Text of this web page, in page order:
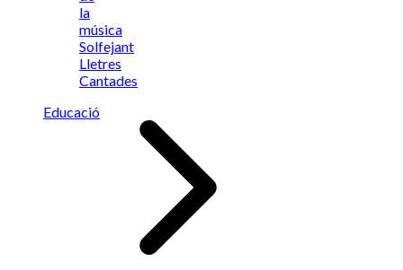
la
música
Solfejant
Lletres
Cantades
Educació